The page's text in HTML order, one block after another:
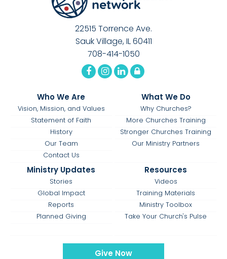
22515 Torrence Ave.
Sauk Village, IL 60411
708-414-1050
Who We Are
Vision, Mission, and Values
Statement of Faith
History
Our Team
Contact Us
What We Do
Why Churches?
More Churches Training
Stronger Churches Training
Our Ministry Partners
Ministry Updates
Stories
Global Impact
Reports
Planned Giving
Resources
Videos
Training Materials
Ministry Toolbox
Take Your Church's Pulse
Give Now